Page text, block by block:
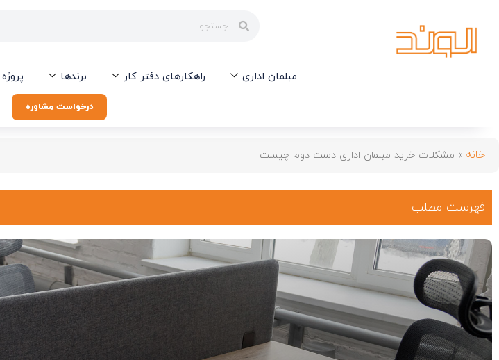
مبلمان اداری راهکارهای دفتر کار برندها
درخواست مشاوره
خانه » مشکلات خرید مبلمان اداری دست دوم چیست
فهرست مطلب